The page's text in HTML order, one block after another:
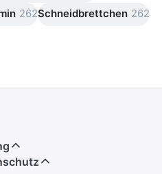
262Schneidbrettchen 262